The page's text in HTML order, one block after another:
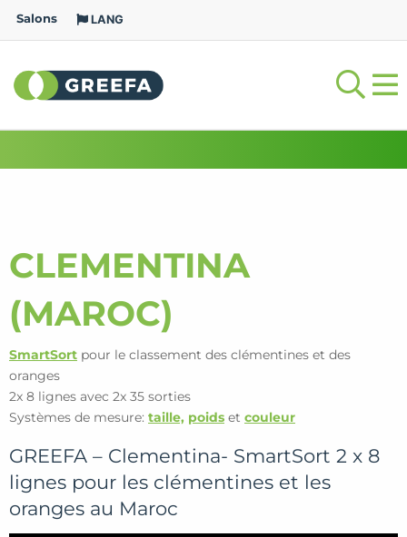
Salons LANG
CLEMENTINA
(MAROC)
SmartSort pour le classement des clémentines et des
oranges
2x 8 lignes avec 2x 35 sorties
Systèmes de mesure: taille, poids et couleur
GREEFA – Clementina- SmartSort 2 x 8
lignes pour les clémentines et les
oranges au Maroc